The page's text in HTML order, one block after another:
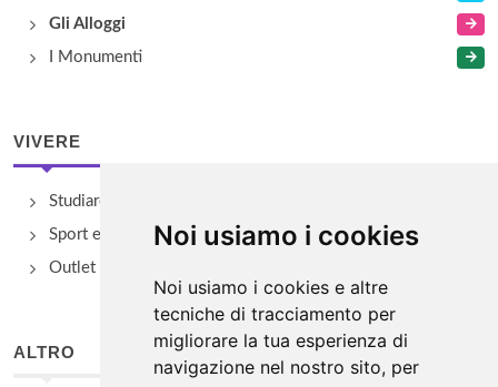
Noi usiamo i cookies
Noi usiamo i cookies e altre
tecniche di tracciamento per
migliorare la tua esperienza di
navigazione nel nostro sito, per
Gli Alloggi
I Monumenti
VIVERE
Studiare
Sport e Benessere
Outlet e spacci aziendali
ALTRO